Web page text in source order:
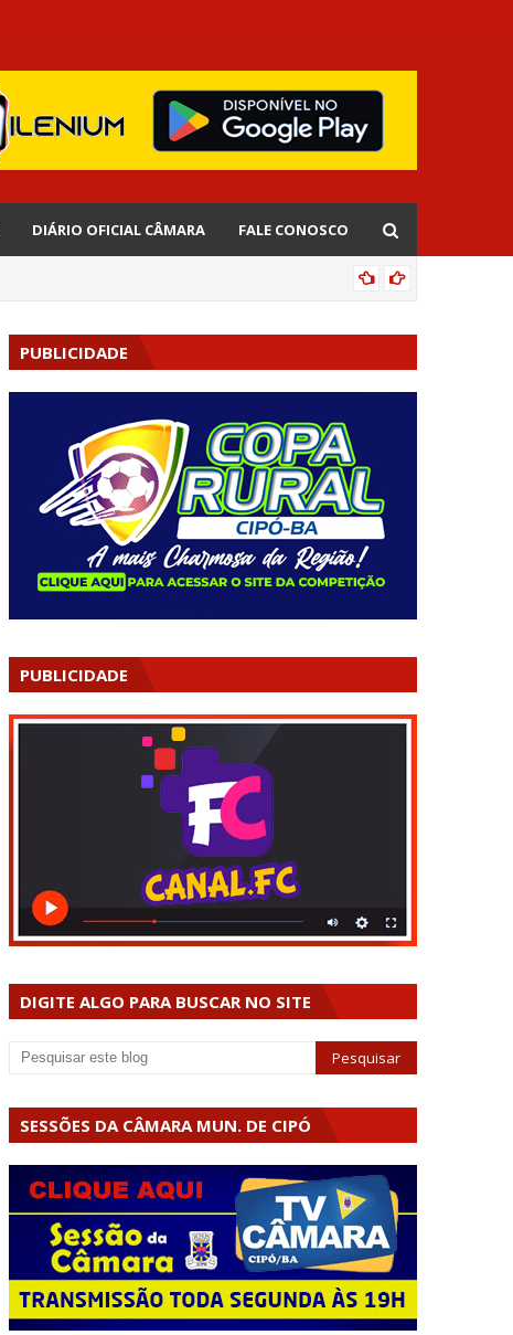
DIÁRIO OFICIAL CÂMARA FALE CONOSCO
PUBLICIDADE
PUBLICIDADE
DIGITE ALGO PARA BUSCAR NO SITE
SESSÕES DA CÂMARA MUN. DE CIPÓ